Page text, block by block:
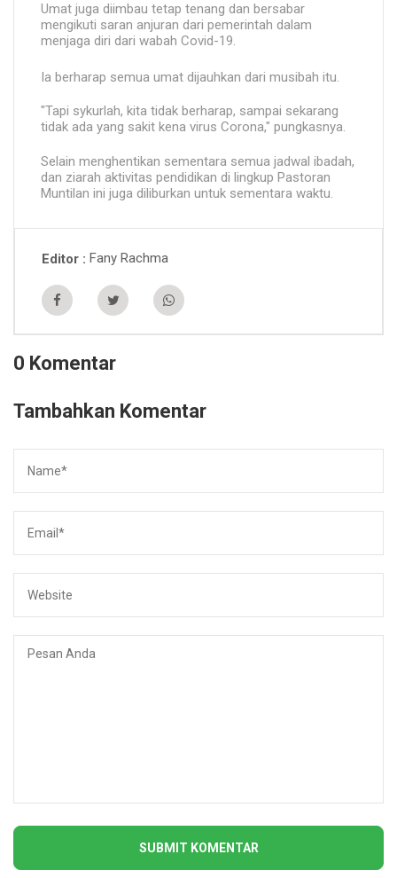
Umat juga diimbau tetap tenang dan bersabar
mengikuti saran anjuran dari pemerintah dalam
menjaga diri dari wabah Covid-19.
Ia berharap semua umat dijauhkan dari musibah itu.
"Tapi sykurlah, kita tidak berharap, sampai sekarang
tidak ada yang sakit kena virus Corona," pungkasnya.
Selain menghentikan sementara semua jadwal ibadah,
dan ziarah aktivitas pendidikan di lingkup Pastoran
Muntilan ini juga diliburkan untuk sementara waktu.
Editor Fany Rachma
0 Komentar
Tambahkan Komentar